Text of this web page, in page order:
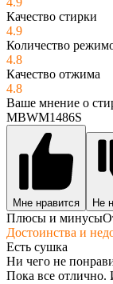
Качество стирки
4.9
Количество
4.8
Качество отжима
4.8
Ваше мнение о
MBWM1486S
Мне нравится Не
Плюсы и минусы
Достоинства и
Есть сушка
Ни чего не
Пока все отлично.